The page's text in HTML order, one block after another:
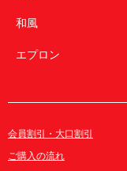
和風
エプロン
会員割引・大口割引
ご購入の流れ